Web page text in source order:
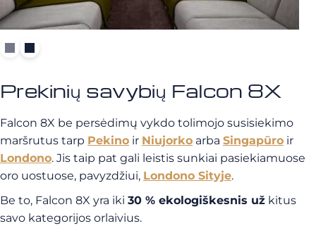
Prekinių savybių Falcon 8X
Falcon 8X be persėdimų vykdo tolimojo susisiekimo
maršrutus tarp Pekino ir Niujorko arba Singapūro ir
Londono. Jis taip pat gali leistis sunkiai pasiekiamuose
oro uostuose, pavyzdžiui, Londono Sityje.
Be to, Falcon 8X yra iki 30 % ekologiškesnis už kitus
savo kategorijos orlaivius.